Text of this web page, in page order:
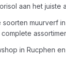
aan het juiste
soorten muurverf
in Rucphen